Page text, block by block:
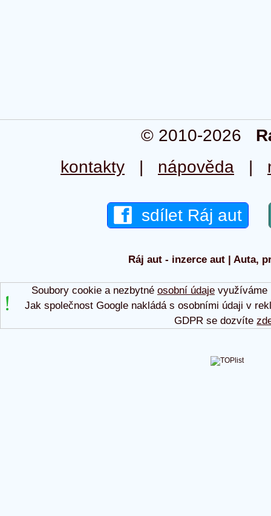
© 2010-2026
kontakty | nápověda |
sdílet Ráj aut
Ráj aut - inzerce aut | Auta,
Soubory cookie a nezbytné osobní údajevyužíváme
Jak společnost Google nakládá s osobními údaji v
GDPR se dozvíte